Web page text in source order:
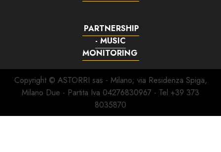
PARTNERSHIP
- MUSIC
MONITORING
Copyright © ASTORRI sas - Milano; via Residenza Spiga,
Milano Due - Partita Iva 04276830967 - Tel +39 373
8035870